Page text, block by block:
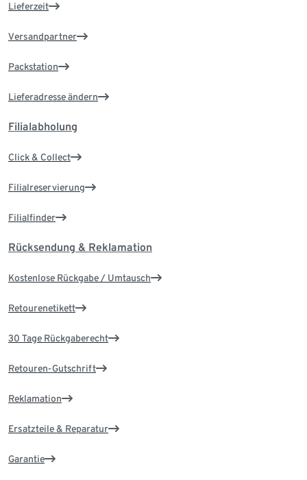
Lieferzeit
Versandpartner
Packstation
Lieferadresse ändern
Filialabholung
Click & Collect
Filialreservierung
Filialfinder
Rücksendung & Reklamation
Kostenlose Rückgabe / Umtausch
Retourenetikett
30 Tage Rückgaberecht
Retouren-Gutschrift
Reklamation
Ersatzteile & Reparatur
Garantie